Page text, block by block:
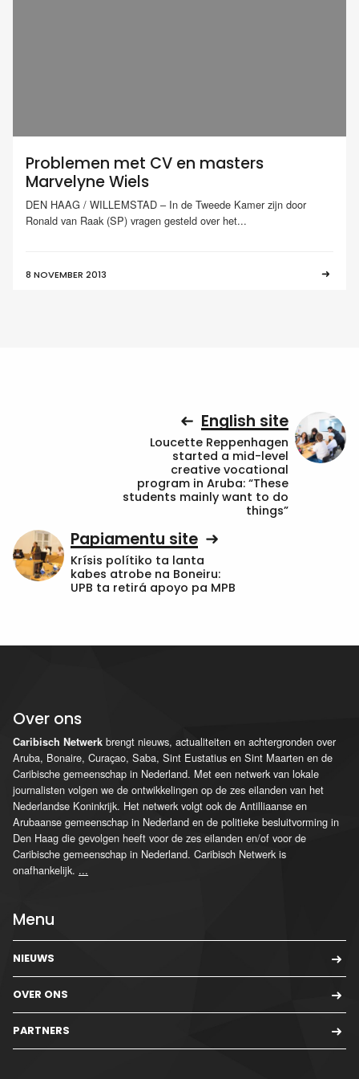
Problemen met CV en masters
Marvelyne Wiels
DEN HAAG / WILLEMSTAD – In de Tweede Kamer zijn door
Ronald van Raak (SP) vragen gesteld over het...
8 NOVEMBER 2013
English site
Loucette Reppenhagen
started a mid-level
creative vocational
program in Aruba: “These
students mainly want to do
things”
Papiamentu site
Krísis polítiko ta lanta
kabes atrobe na Boneiru:
UPB ta retirá apoyo pa MPB
Over ons
Caribisch Netwerk brengt nieuws, actualiteiten en achtergronden over
Aruba, Bonaire, Curaçao, Saba, Sint Eustatius en Sint Maarten en de
Caribische gemeenschap in Nederland. Met een netwerk van lokale
journalisten volgen we de ontwikkelingen op de zes eilanden van het
Nederlandse Koninkrijk. Het netwerk volgt ook de Antilliaanse en
Arubaanse gemeenschap in Nederland en de politieke besluitvorming in
Den Haag die gevolgen heeft voor de zes eilanden en/of voor de
Caribische gemeenschap in Nederland. Caribisch Netwerk is
onafhankelijk. ...
Menu
NIEUWS
OVER ONS
PARTNERS